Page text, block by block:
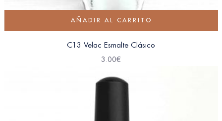
AÑADIR AL CARRITO
C13 Velac Esmalte Clásico
3.00€